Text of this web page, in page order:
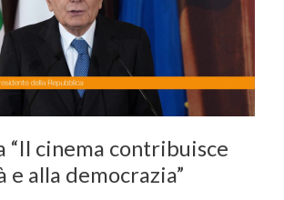
“Il cinema contribuisce
e alla democrazia”